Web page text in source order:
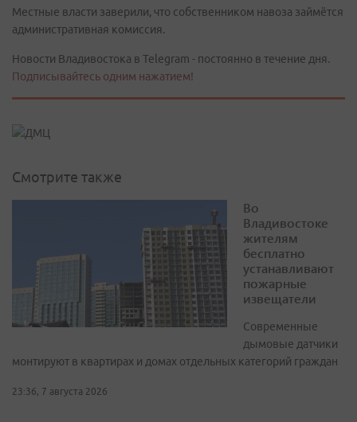
Местные власти заверили, что собственником навоза займётся
административная комиссия.
Новости Владивостока в Telegram - постоянно в течение дня.
Подписывайтесь одним нажатием!
Смотрите также
Во
Владивостоке
жителям
бесплатно
устанавливают
пожарные
извещатели
Современные
дымовые датчики
монтируют в квартирах и домах отдельных категорий граждан
23:36, 7 августа 2026